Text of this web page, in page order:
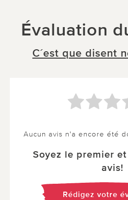
Évaluation
C´est que disent
Aucun avis n'a encore été
Soyez le premier
avis!
Rédigez votre